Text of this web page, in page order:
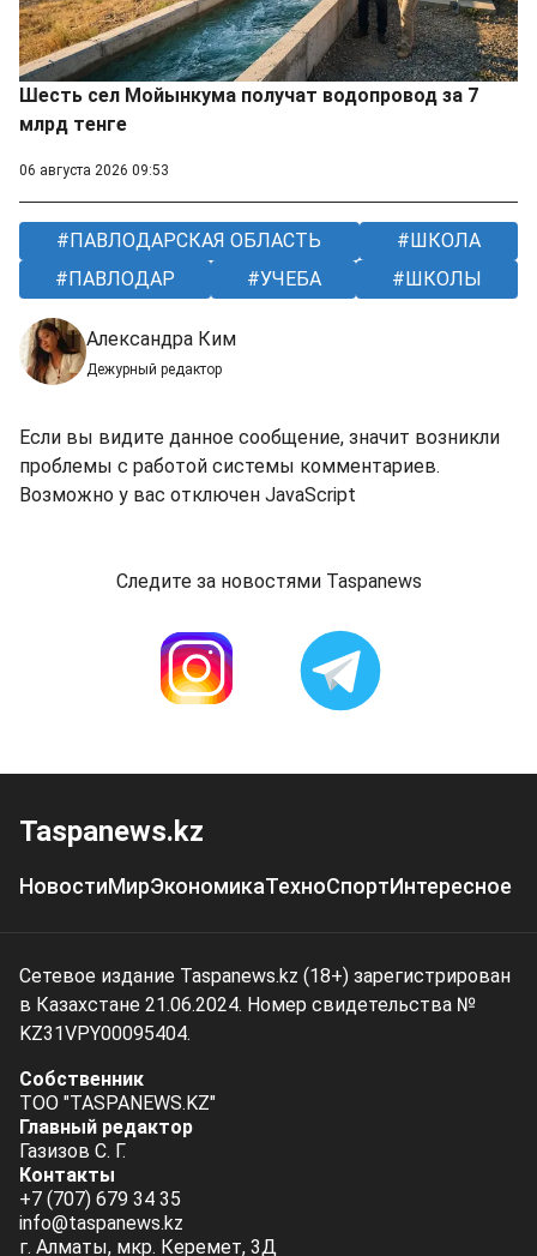
Шесть сел Мойынкума получат водопровод за 7
млрд тенге
06 августа 2026 09:53
ПАВЛОДАРСКАЯ ОБЛАСТЬ
ШКОЛА
ПАВЛОДАР
УЧЕБА ШКОЛЫ
Александра Ким
Дежурный редактор
Если вы видите данное сообщение, значит возникли
проблемы с работой системы комментариев.
Возможно у вас отключен JavaScript
Следите за новостями Taspanews
Taspanews.kz
НовостиМирЭкономикаТехноСпортИнтересное
Сетевое издание Taspanews.kz (18+) зарегистрирован
в Казахстане 21.06.2024. Номер свидетельства №
KZ31VPY00095404.
Собственник
ТОО "TASPANEWS.KZ"
Главный редактор
Газизов С. Г.
Контакты
+7 (707) 679 34 35
info@taspanews.kz
г. Алматы, мкр. Керемет, 3Д